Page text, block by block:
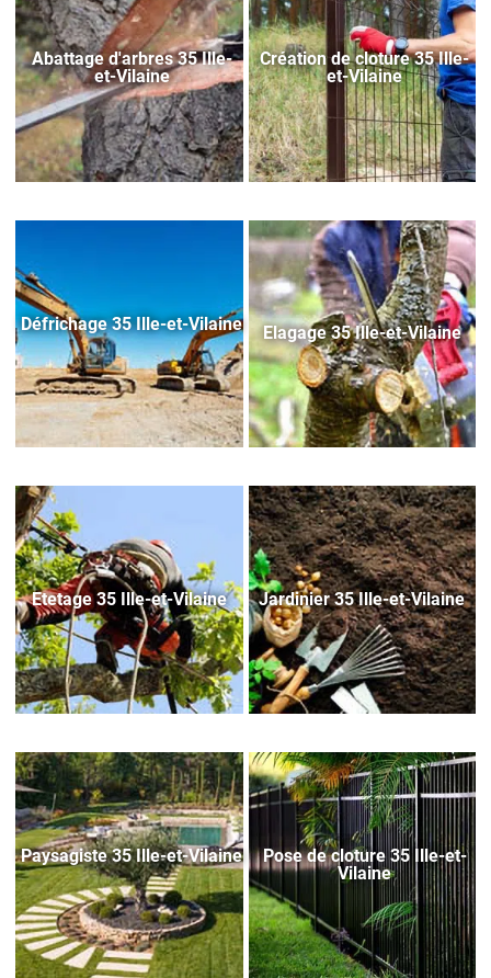
Abattage d'arbres 35 Ille-
et-Vilaine
Création de cloture 35 Ille-
et-Vilaine
Défrichage 35 Ille-et-Vilaine Elagage 35 Ille-et-Vilaine
Etetage 35 Ille-et-Vilaine Jardinier 35 Ille-et-Vilaine
Paysagiste 35 Ille-et-Vilaine
Pose de cloture 35 Ille-et-
Vilaine